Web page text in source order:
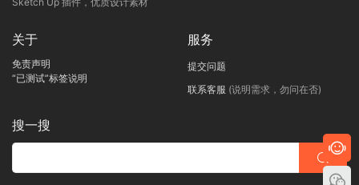
关于
免责声明
“已测试”标签说明
服务
提交问题
联系客服 (说明需求，勿问在否)
搜一搜